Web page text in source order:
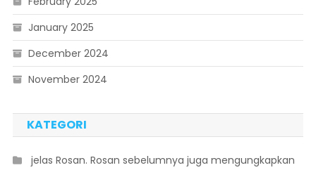
January 2025
December 2024
November 2024
KATEGORI
 jelas Rosan. Rosan sebelumnya juga mengungkapkan